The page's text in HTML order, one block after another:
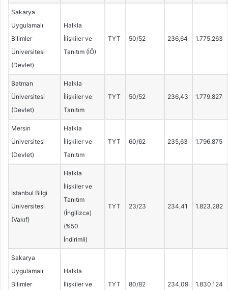
Sakarya
Uygulamalı
Bilimler
Üniversitesi
(Devlet)
Halkla
İlişkiler ve
Tanıtım (İÖ)
TYT 50/52 236,64 1.775.263
Batman
Üniversitesi
(Devlet)
Halkla
İlişkiler ve
Tanıtım
TYT 50/52 236,43 1.779.827
Mersin
Üniversitesi
(Devlet)
Halkla
İlişkiler ve
Tanıtım
TYT 60/62 235,63 1.796.875
İstanbul Bilgi
Üniversitesi
(Vakıf)
Halkla
İlişkiler ve
Tanıtım
(İngilizce)
(%50
İndirimli)
TYT 23/23 234,41 1.823.282
Sakarya
Uygulamalı
Bilimler
Halkla
İlişkiler ve
TYT 80/82 234,09 1.830.124